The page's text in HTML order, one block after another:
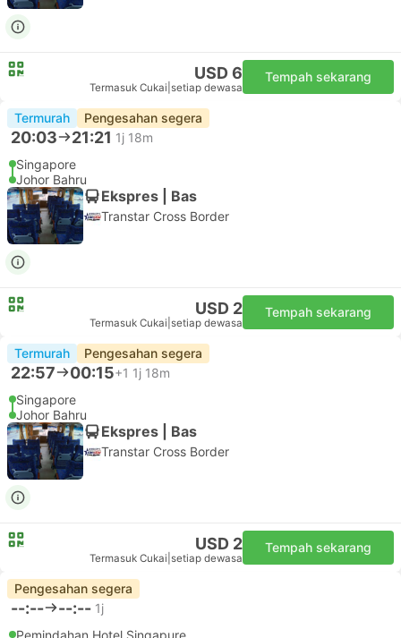
USD 6
Termasuk Cukai setiap dewasa
Tempah sekarang
Termurah Pengesahan segera
20:03 21:21 1j 18m
Singapore
Johor Bahru
Ekspres | Bas
Transtar Cross Border
USD 2
Termasuk Cukai setiap dewasa
Tempah sekarang
Termurah Pengesahan segera
22:57 00:15+1 1j 18m
Singapore
Johor Bahru
Ekspres | Bas
Transtar Cross Border
USD 2
Termasuk Cukai setiap dewasa
Tempah sekarang
Pengesahan segera
--:-- --:-- 1j
Pemindahan Hotel Singapure